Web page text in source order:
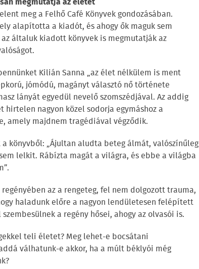
meg a Felhő Café Könyvek gondozásában.
alapította a kiadót, és ahogy ők maguk sem
általuk kiadott könyvek is megmutatják az
Kilián Sanna „az élet nélkülem is ment
jómódú, magányt választó nő története
lányát egyedül nevelő szomszédjával. Az addig
hirtelen nagyon közel sodorja egymáshoz a
amely majdnem tragédiával végződik.
könyvből: „Ájultan aludta beteg álmát, valószínűleg
lelkit. Rábízta magát a világra, és ebbe a világba
az a rengeteg, fel nem dolgozott trauma,
haladunk előre a nagyon lendületesen felépített
a regény hősei, ahogy az olvasói is.
teli életet? Meg lehet-e bocsátani
válhatunk-e akkor, ha a múlt béklyói még